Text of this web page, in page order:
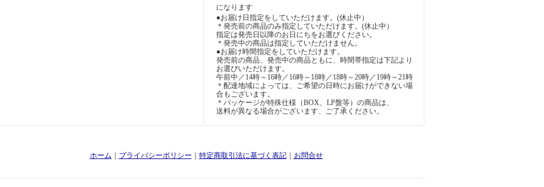
になります
●お届け日指定をしていただけます。(休止中）
＊発売前の商品のみ指定していただけます。(休止中）
指定は発売日以降のお日にちをお選びください。
＊発売中の商品は指定していただけません。
●お届け時間指定をしていただけます。
発売前の商品、発売中の商品ともに、時間帯指定は下記より
お選びいただけます。
午前中／14時～16時／16時～18時／18時～20時／19時～21時
＊配達地域によっては、ご希望の日時にお届けができない場
合もございます。
＊パッケージが特殊仕様（BOX、LP盤等）の商品は、
送料が異なる場合がございます、ご了承ください。
ホーム プライバシーポリシー 特定商取引法に基づく表記｜ お問合せ